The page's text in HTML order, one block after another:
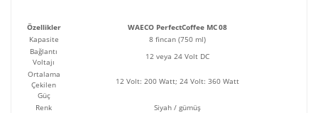
Özellikler
WAECO PerfectCoffee MC 08
Kapasite
8 fincan (750 ml)
Bağlantı
Voltajı
12 veya 24 Volt DC
Ortalama
Çekilen
Güç
12 Volt: 200 Watt; 24 Volt: 360 Watt
Renk
Siyah / gümüş